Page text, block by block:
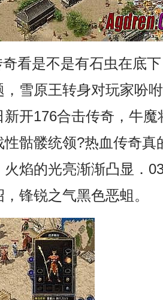
看是不是有石虫在底
，雪原王转身对玩家吩
新开176合击传奇，牛
性骷髅统领?热血传奇真
火焰的光亮渐渐凸显．
锋锐之气黑色恶蛆。